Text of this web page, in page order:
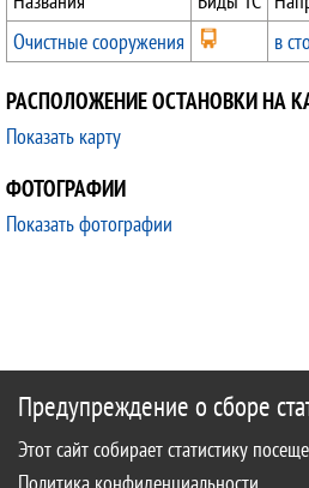
Очистные сооружения
в
РАСПОЛОЖЕНИЕ ОСТАНОВКИ НА
Показать карту
ФОТОГРАФИИ
Показать фотографии
Предупреждение о сборе
Этот сайт собирает статистику